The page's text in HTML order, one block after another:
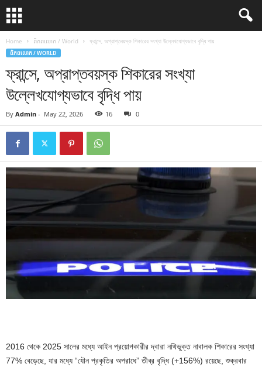
Home ពិភពលោក / World ফ্রান্সে, অপ্রাপ্তবয়স্ক শিকারের সংখ্যা উল্লেখযোগ্যভাবে বৃদ্ধি পায়
ពិភពលោក / WORLD
ফ্রান্সে, অপ্রাপ্তবয়স্ক শিকারের সংখ্যা
উল্লেখযোগ্যভাবে বৃদ্ধি পায়
By Admin - May 22, 2026 16 0
2016 থেকে 2025 সালের মধ্যে আইন প্রয়োগকারীর দ্বারা নথিভুক্ত নাবালক শিকারের সংখ্যা
77% বেড়েছে, যার মধ্যে “যৌন প্রকৃতির অপরাধে” তীব্র বৃদ্ধি (+156%) রয়েছে, শুক্রবার